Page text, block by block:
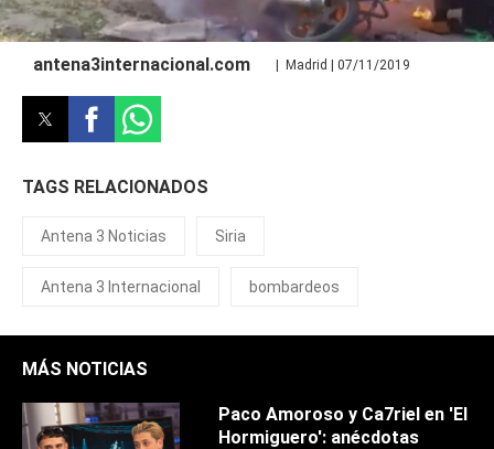
antena3internacional.com | Madrid | 07/11/2019
TAGS RELACIONADOS
Antena 3 Noticias Siria
Antena 3 Internacional bombardeos
MÁS NOTICIAS
Paco Amoroso y Ca7riel en 'El
Hormiguero': anécdotas